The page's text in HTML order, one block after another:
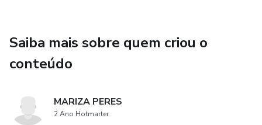
Saiba mais sobre quem criou o
conteúdo
MARIZA PERES
2 Ano Hotmarter